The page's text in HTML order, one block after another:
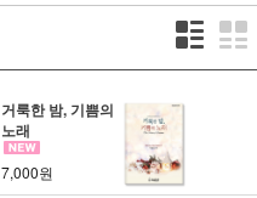
거룩한 밤, 기쁨의
노래
7,000원